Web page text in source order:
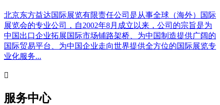
北京东方益达国际展览有限责任公司是从事全球（海外）国际
展览会的专业公司，自2002年8月成立以来，公司的宗旨是为
中国出口企业拓展国际市场铺路架桥、为中国制造提供广阔的
国际贸易平台、为中国企业走向世界提供全方位的国际展览专
业化服务...

服务中心